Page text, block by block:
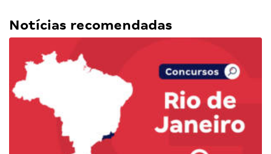
Notícias recomendadas